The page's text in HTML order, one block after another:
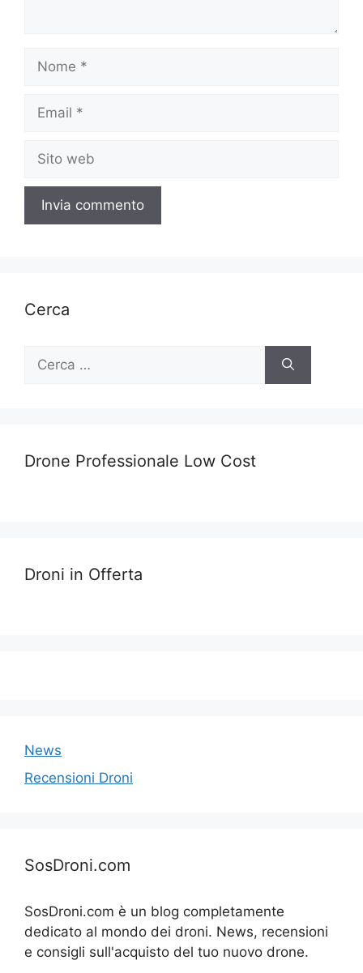
Nome
Email
Sito
web
Cerca
Ricerca
Drone Professionale Low Cost
Droni in Offerta
News
Recensioni Droni
SosDroni.com
SosDroni.com è un blog completamente
dedicato al mondo dei droni. News, recensioni
e consigli sull'acquisto del tuo nuovo drone.